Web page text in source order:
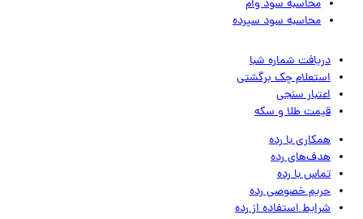
محاسبه سود وام
محاسبه سود سپرده
دریافت شماره شبا
استعلام چک برگشتی
اعتبار سنجی
قیمت طلا و سکه
همکاری با رده
هدف‌های رده
تماس‌ با‌ رده
حریم خصوصی رده
شرایط استفاده از رده